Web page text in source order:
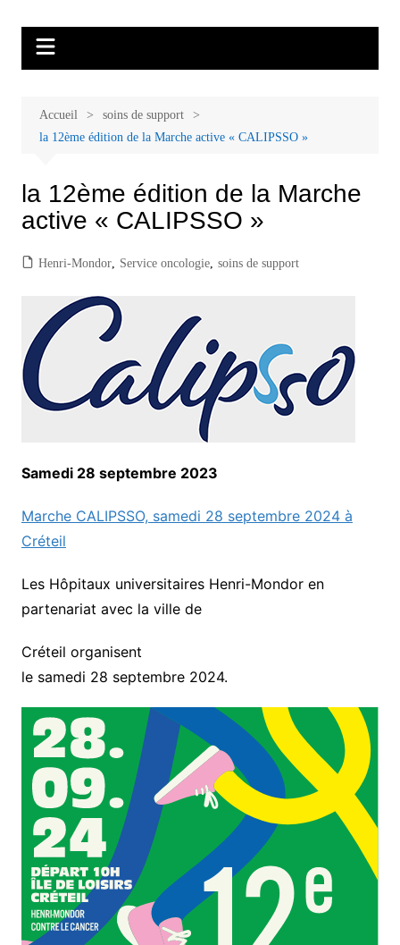
contenu
Malades et proches, Vivre avec et
après le cancer
thérapeutique, sophrologie, sport adapté, art thérapie, musico thérapie…
Accueil
soins de support
la 12ème édition de la Marche active « CALIPSSO »
la 12ème édition de la Marche
active « CALIPSSO »
Henri-Mondor, Service oncologie, soins de support
Samedi 28 septembre 2023
Marche CALIPSSO, samedi 28 septembre 2024 à
Créteil
Les Hôpitaux universitaires Henri-Mondor en
partenariat avec la ville de
Créteil organisent
le samedi 28 septembre 2024.